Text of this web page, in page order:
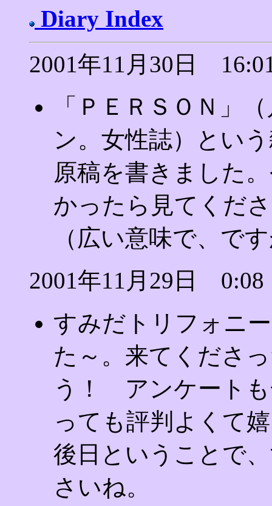
Diary Index
2001年11月30日
「ＰＥＲＳＯＮ」
ン。女性誌）とい
原稿を書きました
かったら見てくだ
（広い意味で、で
2001年11月29日 0:08
すみだトリフォニ
た～。来てくださ
う！ アンケートも
っても評判よくて
後日ということで
さいね。